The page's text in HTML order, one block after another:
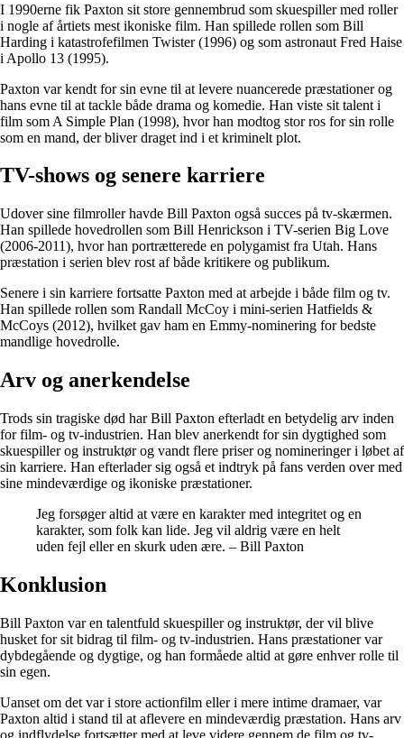
I 1990erne fik Paxton sit store gennembrud som skuespiller med roller
i nogle af årtiets mest ikoniske film. Han spillede rollen som Bill
Harding i katastrofefilmen Twister (1996) og som astronaut Fred Haise
i Apollo 13 (1995).
Paxton var kendt for sin evne til at levere nuancerede præstationer og
hans evne til at tackle både drama og komedie. Han viste sit talent i
film som A Simple Plan (1998), hvor han modtog stor ros for sin rolle
som en mand, der bliver draget ind i et kriminelt plot.
TV-shows og senere karriere
Udover sine filmroller havde Bill Paxton også succes på tv-skærmen.
Han spillede hovedrollen som Bill Henrickson i TV-serien Big Love
(2006-2011), hvor han portrætterede en polygamist fra Utah. Hans
præstation i serien blev rost af både kritikere og publikum.
Senere i sin karriere fortsatte Paxton med at arbejde i både film og tv.
Han spillede rollen som Randall McCoy i mini-serien Hatfields &
McCoys (2012), hvilket gav ham en Emmy-nominering for bedste
mandlige hovedrolle.
Arv og anerkendelse
Trods sin tragiske død har Bill Paxton efterladt en betydelig arv inden
for film- og tv-industrien. Han blev anerkendt for sin dygtighed som
skuespiller og instruktør og vandt flere priser og nomineringer i løbet af
sin karriere. Han efterlader sig også et indtryk på fans verden over med
sine mindeværdige og ikoniske præstationer.
Jeg forsøger altid at være en karakter med integritet og en
karakter, som folk kan lide. Jeg vil aldrig være en helt
uden fejl eller en skurk uden ære. – Bill Paxton
Konklusion
Bill Paxton var en talentfuld skuespiller og instruktør, der vil blive
husket for sit bidrag til film- og tv-industrien. Hans præstationer var
dybdegående og dygtige, og han formåede altid at gøre enhver rolle til
sin egen.
Uanset om det var i store actionfilm eller i mere intime dramaer, var
Paxton altid i stand til at aflevere en mindeværdig præstation. Hans arv
og indflydelse fortsætter med at leve videre gennem de film og tv-